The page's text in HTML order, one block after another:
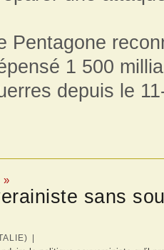
Pentagone
1 500
depuis le
»
sans
|